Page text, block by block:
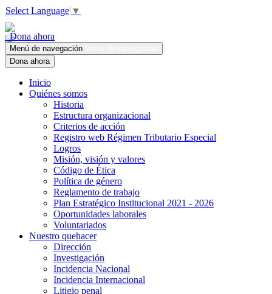
Select Language ▼
Dona ahora
Menú de navegación
Dona ahora
Inicio
Quiénes somos
Historia
Estructura organizacional
Criterios de acción
Registro web Régimen Tributario Especial
Logros
Misión, visión y valores
Código de Ética
Política de género
Reglamento de trabajo
Plan Estratégico Institucional 2021 - 2026
Oportunidades laborales
Voluntariados
Nuestro quehacer
Dirección
Investigación
Incidencia Nacional
Incidencia Internacional
Litigio penal